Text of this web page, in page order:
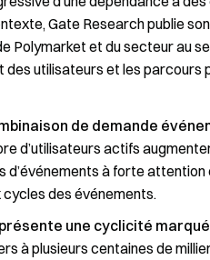
Gate Research publie
Polymarket et du secteur au
utilisateurs et les parcours
de demande
d’utilisateurs actifs
à forte
des événements.
une cyclicité
à plusieurs centaines de